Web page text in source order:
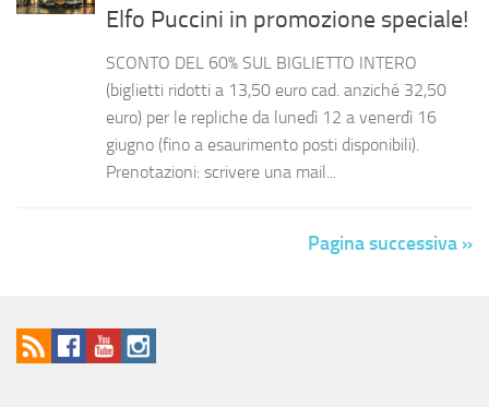
Elfo Puccini in promozione speciale!
SCONTO DEL 60% SUL BIGLIETTO INTERO
(biglietti ridotti a 13,50 euro cad. anziché 32,50
euro) per le repliche da lunedì 12 a venerdì 16
giugno (fino a esaurimento posti disponibili).
Prenotazioni: scrivere una mail...
Pagina successiva »